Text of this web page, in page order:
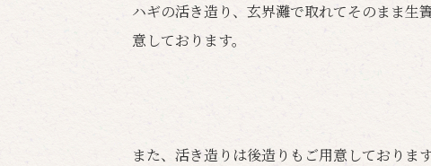
ハギの活き造り、玄界灘で取れてそのまま生
意しております。
また、活き造りは後造りもご用意しておりま